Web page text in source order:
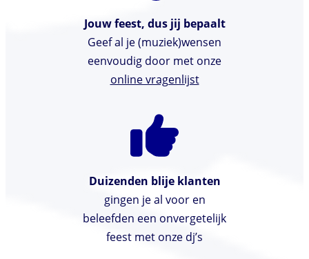
Jouw feest, dus jij bepaalt
Geef al je (muziek)wensen
eenvoudig door met onze
online vragenlijst
Duizenden blije klanten
gingen je al voor en
beleefden een onvergetelijk
feest met onze dj’s